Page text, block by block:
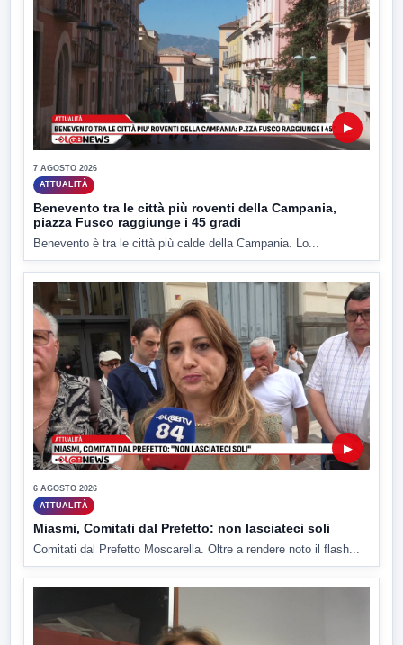
▶
7 AGOSTO 2026
ATTUALITÀ
Benevento tra le città più roventi della Campania,
piazza Fusco raggiunge i 45 gradi
Benevento è tra le città più calde della Campania. Lo...
▶
6 AGOSTO 2026
ATTUALITÀ
Miasmi, Comitati dal Prefetto: non lasciateci soli
Comitati dal Prefetto Moscarella. Oltre a rendere noto il flash...